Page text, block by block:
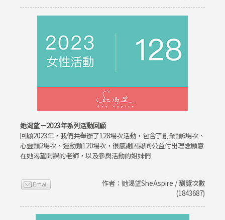
她渴望－2023年系列活動回顧
回顧2023年，我們共舉辦了128場次活動，包含了創業類6場次、
心靈類2場次、運動類120場次，很感謝因認同公益付出理念願意
在她渴望開課的老師，以及參與活動的姐妹們
作者：她渴望SheAspire / 瀏覽次數
(1843687)